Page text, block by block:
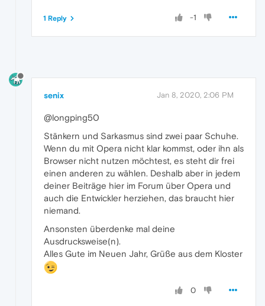
-1
1 Reply
senix Jan 8, 2020, 2:06 PM
@longping50
Stänkern und Sarkasmus sind zwei paar Schuhe.
Wenn du mit Opera nicht klar kommst, oder ihn als
Browser nicht nutzen möchtest, es steht dir frei
einen anderen zu wählen. Deshalb aber in jedem
deiner Beiträge hier im Forum über Opera und
auch die Entwickler herziehen, das braucht hier
niemand.
Ansonsten überdenke mal deine
Ausdrucksweise(n).
Alles Gute im Neuen Jahr, Grüße aus dem Kloster
0